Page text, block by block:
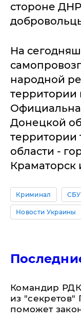
стороне
На
народной
территории
Донецкой
территории
области -
Краматорск
Криминал СБУ
Новости Украины
Командир
из "секретов"
поможет